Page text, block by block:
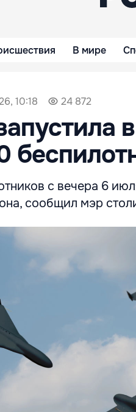
В мире
10:18 24 872
с вечера 6
сообщил мэр